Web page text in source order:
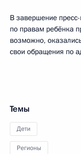
В завершение
по правам ребёнка
возможно,
свои обращения по
Темы
Дети
Регионы